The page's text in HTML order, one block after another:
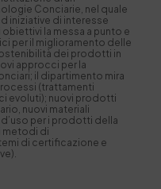
Conciarie, nel quale
iniziative di interesse
la messa a punto e
per il miglioramento delle
dei prodotti in
approcci per la
il dipartimento mira
(trattamenti
evoluti); nuovi prodotti
nuovi materiali
per i prodotti della
metodi di
di certificazione e